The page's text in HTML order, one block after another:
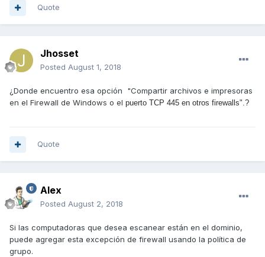
Quote
Jhosset
Posted August 1, 2018
¿Donde encuentro esa opción "Compartir archivos e impresoras
en el Firewall de Windows o el puerto TCP 445 en otros firewalls".?
Quote
Alex
Posted August 2, 2018
Si las computadoras que desea escanear están en el dominio,
puede agregar esta excepción de firewall usando la política de
grupo.